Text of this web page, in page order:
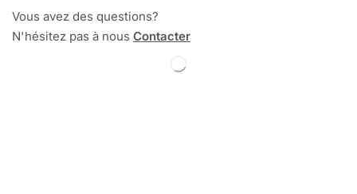
Vous avez des questions?
N'hésitez pas à nous Contacter